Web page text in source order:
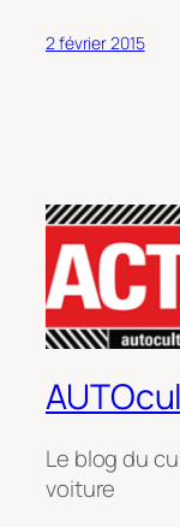
2 février 2015
Le blog du
voiture